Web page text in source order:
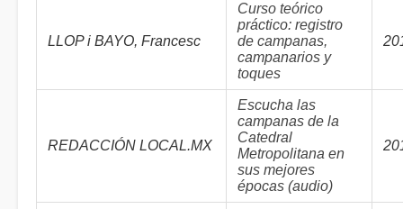
LLOP i BAYO, Francesc
Curso teórico
práctico: registro
de campanas,
campanarios y
toques
REDACCIÓN LOCAL.MX
Escucha las
campanas de la
Catedral
Metropolitana en
sus mejores
épocas (audio)